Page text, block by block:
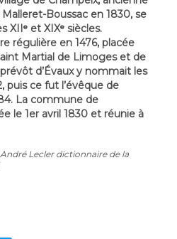
Boussac en 1830, se
XIIᵉ et XIXᵉ siècles.
régulière en 1476, placée
Martial de Limoges et de
d’Évaux y nommait les
puis ce fut l’évêque de
La commune de
le 1er avril 1830 et réunie à
Lecler dictionnaire de la